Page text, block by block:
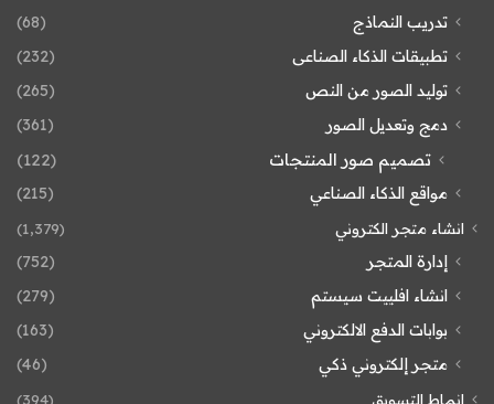
تدريب النماذج
(68)
تطبيقات الذكاء الصناعى
(232)
توليد الصور من النص
(265)
دمج وتعديل الصور
(361)
تصميم صور المنتجات (122)
مواقع الذكاء الصناعي (215)
انشاء متجر الكتروني (1٬379)
إدارة المتجر
(752)
انشاء افلييت سيستم
(279)
بوابات الدفع الالكتروني
(163)
متجر إلكتروني ذكي
(46)
انماط التسويق
(394)